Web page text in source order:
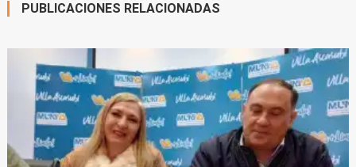
PUBLICACIONES RELACIONADAS